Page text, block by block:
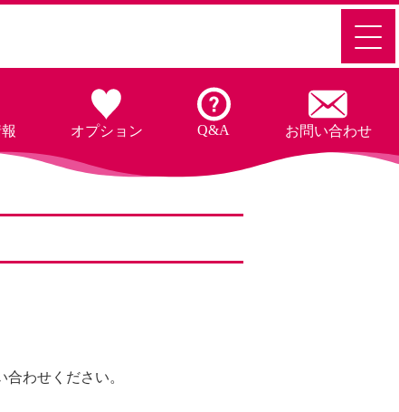
オプション Q&A お問い合わせ
わせください。